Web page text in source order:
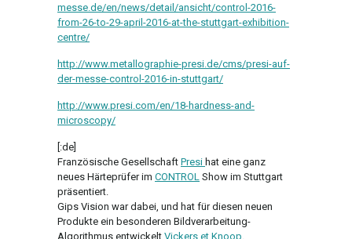
messe.de/en/news/detail/ansicht/control-2016-
from-26-to-29-april-2016-at-the-stuttgart-exhibition-
centre/
http://www.metallographie-presi.de/cms/presi-auf-
der-messe-control-2016-in-stuttgart/
http://www.presi.com/en/18-hardness-and-
microscopy/
[:de]
Französische Gesellschaft Presi hat eine ganz
neues Härteprüfer im CONTROL Show im Stuttgart
präsentiert.
Gips Vision war dabei, und hat für diesen neuen
Produkte ein besonderen Bildverarbeitung-
Algorithmus entwickelt Vickers et Knoop